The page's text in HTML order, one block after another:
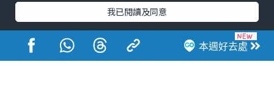
本週好去處
熱門標籤
#UGO搵好去處 #人氣活動推介 #美食社群熱話
#親子玩樂好去處
#ULifestyle應用程式
#限時搶
#UJetso禮物放送
#ULifestyle商戶中心 #著數 #網絡熱話
我已閱讀及同意